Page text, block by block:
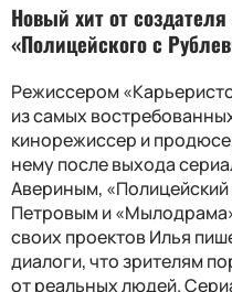
Новый хит от
«Полицейского с
Режиссером
из самых
кинорежиссер и
нему после выхода
Авериным,
Петровым и
своих проектов Илья
диалоги, что зрителям
от реальных людей.